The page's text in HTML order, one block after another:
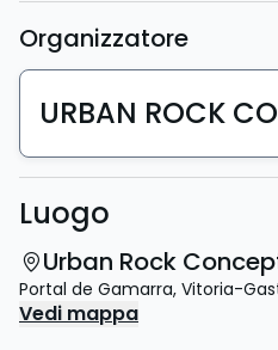
Organizzatore
URBAN ROCK
Luogo
Urban Rock
Portal de Gamarra, Vitoria-
Vedi mappa